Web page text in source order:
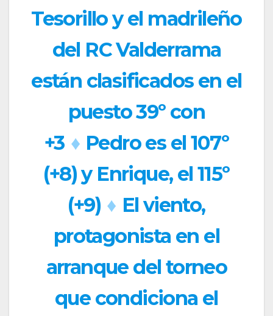
Tesorillo y el madrileño
del RC Valderrama
están clasificados en el
puesto 39º con
+3 ♦ Pedro es el 107º
(+8) y Enrique, el 115º
(+9) ♦ El viento,
protagonista en el
arranque del torneo
que condiciona el